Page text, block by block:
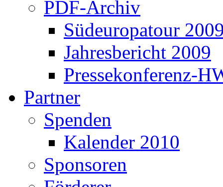
PDF-Archiv
Südeuropatour
Jahresbericht 2009
Pressekonferenz-
Partner
Spenden
Kalender 2010
Sponsoren